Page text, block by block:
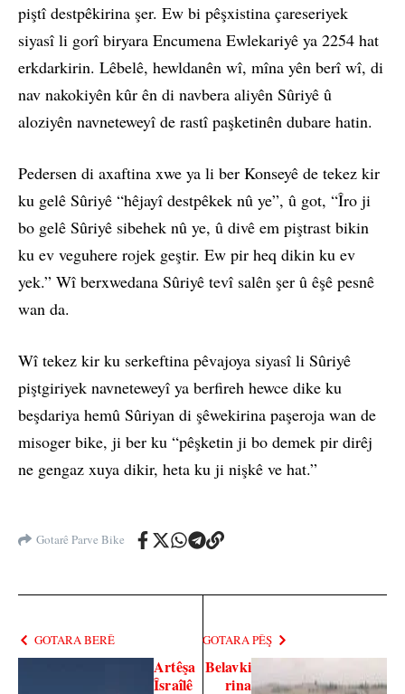
piştî destpêkirina şer. Ew bi pêşxistina çareseriyek
siyasî li gorî biryara Encumena Ewlekariyê ya 2254 hat
erkdarkirin. Lêbelê, hewldanên wî, mîna yên berî wî, di
nav nakokiyên kûr ên di navbera aliyên Sûriyê û
aloziyên navneteweyî de rastî paşketinên dubare hatin.
Pedersen di axaftina xwe ya li ber Konseyê de tekez kir
ku gelê Sûriyê “hêjayî destpêkek nû ye”, û got, “Îro ji
bo gelê Sûriyê sibehek nû ye, û divê em piştrast bikin
ku ev veguhere rojek geştir. Ew pir heq dikin ku ev
yek.” Wî berxwedana Sûriyê tevî salên şer û êşê pesnê
wan da.
Wî tekez kir ku serkeftina pêvajoya siyasî li Sûriyê
piştgiriyek navneteweyî ya berfireh hewce dike ku
beşdariya hemû Sûriyan di şêwekirina paşeroja wan de
misoger bike, ji ber ku “pêşketin ji bo demek pir dirêj
ne gengaz xuya dikir, heta ku ji nişkê ve hat.”
Gotarê Parve Bike
GOTARA BERÊ
Artêşa
Îsraîlê
GOTARA PÊŞ
Belavki
rina